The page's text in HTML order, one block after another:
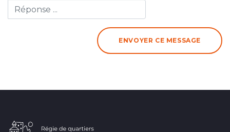
ENVOYER CE MESSAGE